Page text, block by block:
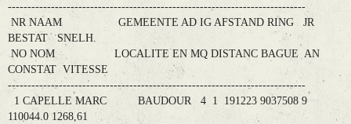
----------------------------------------------------------------------------
NR NAAM GEMEENTE AD IG AFSTAND RING JR
BESTAT SNELH.
NO NOM LOCALITE EN MQ DISTANC BAGUE AN
CONSTAT VITESSE
----------------------------------------------------------------------------
1 CAPELLE MARC BAUDOUR 4 1 191223 9037508 9
110044.0 1268,61